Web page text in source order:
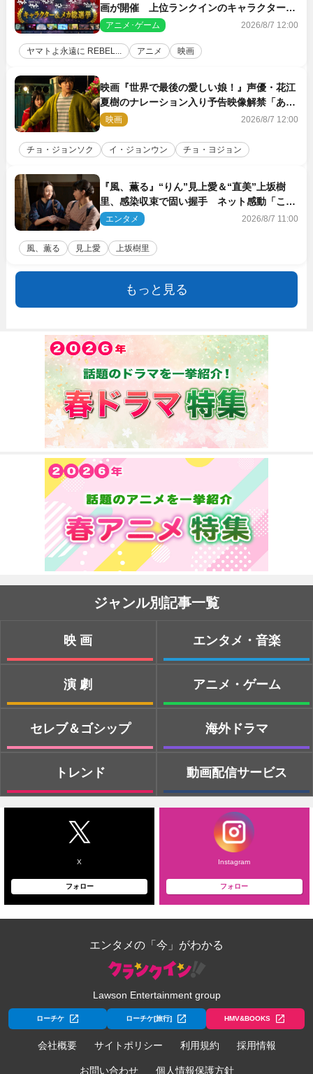
画が開催 上位ランクインのキャラクター＆
メカは新規描き下ろしイラストを制作
アニメ･ゲーム 2026/8/7 12:00
ヤマトよ永遠に REBEL... アニメ 映画
映画『世界で最後の愛しい娘！』声優・花江
夏樹のナレーション入り予告映像解禁「あふ
れ出る温かさに涙が止まらない！」
映画 2026/8/7 12:00
チョ・ジョンソク イ・ジョンウン チョ・ヨジョン
『風、薫る』“りん”見上愛＆“直美”上坂樹
里、感染収束で固い握手 ネット感動「この
バディは最強」「アツい」
エンタメ 2026/8/7 11:00
風、薫る 見上愛 上坂樹里
もっと見る
ジャンル別記事一覧
映画
演劇
セレブ＆ゴシップ
トレンド
エンタメ・音楽
アニメ・ゲーム
海外ドラマ
動画配信サービス
X
フォロー
Instagram
フォロー
エンタメの「今」がわかる
Lawson Entertainment group
ローチケ ローチケ[旅行] HMV&BOOKS
会社概要 サイトポリシー 利用規約 採用情報
お問い合わせ 個人情報保護方針